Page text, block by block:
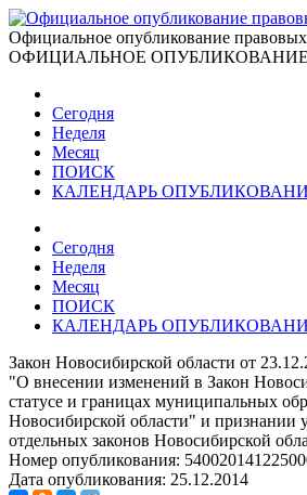
Официальное опубликование правовых
ОФИЦИАЛЬНОЕ ОПУБЛИКОВАНИЕ
Сегодня
Неделя
Месяц
ПОИСК
КАЛЕНДАРЬ
Сегодня
Неделя
Месяц
ПОИСК
КАЛЕНДАРЬ
Закон Новосибирской области от
"О внесении изменений в Закон
статусе и границах муниципальных
Новосибирской области" и признании
отдельных законов Новосибирской
Номер опубликования:
Дата опубликования: 25.12.2014